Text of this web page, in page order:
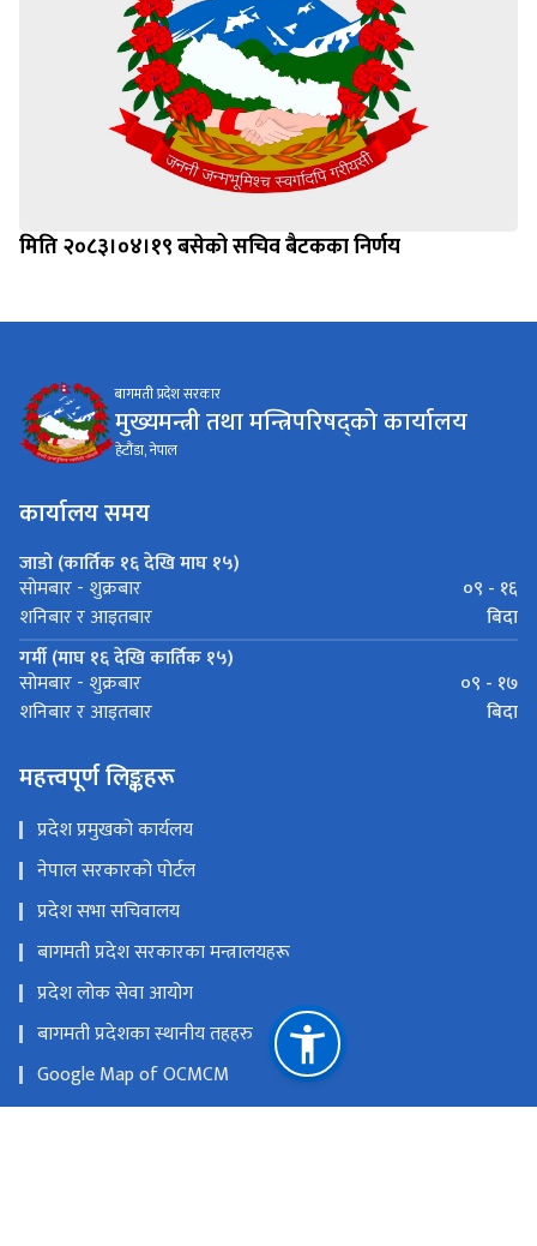
मिति २०८३।०४।१९ बसेको सचिव बैटकका निर्णय
बागमती प्रदेश सरकार
मुख्यमन्त्री तथा मन्त्रिपरिषद्को कार्यालय
हेटौंडा, नेपाल
कार्यालय समय
जाडो (कार्तिक १६ देखि माघ १५)
सोमबार - शुक्रबार
०९ - १६
शनिबार र आइतबार
बिदा
गर्मी (माघ १६ देखि कार्तिक १५)
सोमबार - शुक्रबार
०९ - १७
शनिबार र आइतबार
बिदा
महत्त्वपूर्ण लिङ्कहरू
प्रदेश प्रमुखको कार्यलय
नेपाल सरकारको पोर्टल
प्रदेश सभा सचिवालय
बागमती प्रदेश सरकारका मन्त्रालयहरू
प्रदेश लोक सेवा आयोग
बागमती प्रदेशका स्थानीय तहहरु
Google Map of OCMCM
Youtube